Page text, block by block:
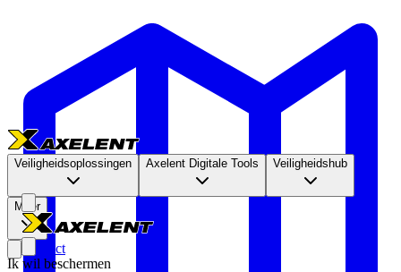
Veiligheidsoplossingen Axelent Digitale Tools Veiligheidshub
Meer
Contact
Ik wil beschermen